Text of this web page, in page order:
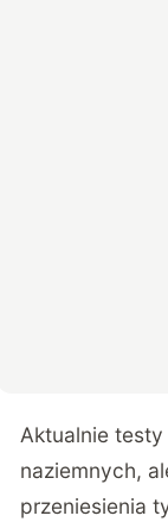
Aktualnie
naziemnych,
przeniesienia